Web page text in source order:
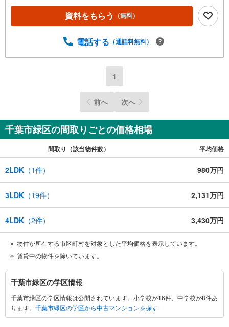
資料をもらう （無料）
電話する （通話料無料）
1
前へ 次へ
千葉市緑区の間取りごとの価格相場
間取り（該当物件数） 平均価格
2LDK （1件） 980万円
3LDK （19件） 2,131万円
4LDK （2件） 3,430万円
物件が所在する市区町村を対象とした平均価格を表示しています。
賃貸中の物件を除いています。
千
葉
市
緑
千葉市緑区の学区情報
千葉市緑区の学区情報は公開されています。小学校が16件、中学校が8件あ
ります。 千葉市緑区の学区から中古マンションを探す